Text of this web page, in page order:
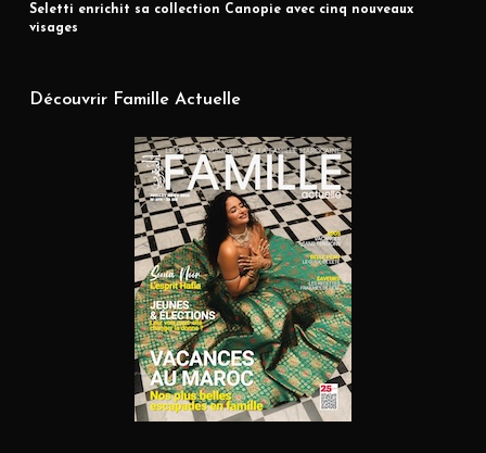
Seletti enrichit sa collection Canopie avec cinq nouveaux
visages
Découvrir Famille Actuelle